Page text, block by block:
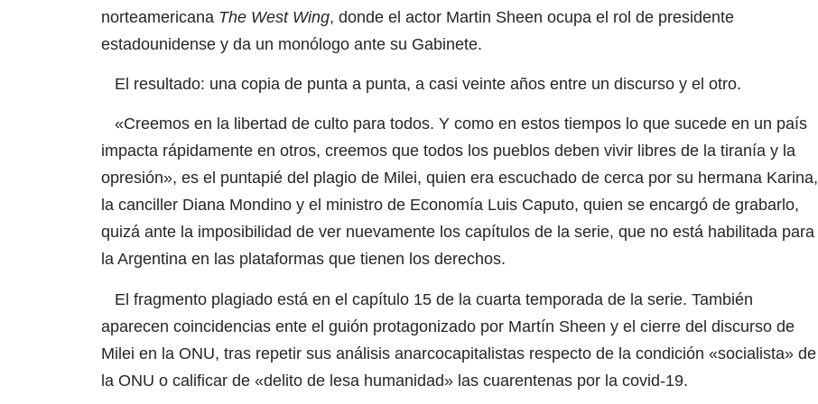
norteamericana The West Wing, donde el actor Martin Sheen ocupa el rol de presidente
estadounidense y da un monólogo ante su Gabinete.
El resultado: una copia de punta a punta, a casi veinte años entre un discurso y el otro.
«Creemos en la libertad de culto para todos. Y como en estos tiempos lo que sucede en un país
impacta rápidamente en otros, creemos que todos los pueblos deben vivir libres de la tiranía y la
opresión», es el puntapié del plagio de Milei, quien era escuchado de cerca por su hermana Karina,
la canciller Diana Mondino y el ministro de Economía Luis Caputo, quien se encargó de grabarlo,
quizá ante la imposibilidad de ver nuevamente los capítulos de la serie, que no está habilitada para
la Argentina en las plataformas que tienen los derechos.
El fragmento plagiado está en el capítulo 15 de la cuarta temporada de la serie. También
aparecen coincidencias ente el guión protagonizado por Martín Sheen y el cierre del discurso de
Milei en la ONU, tras repetir sus análisis anarcocapitalistas respecto de la condición «socialista» de
la ONU o calificar de «delito de lesa humanidad» las cuarentenas por la covid-19.